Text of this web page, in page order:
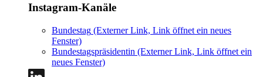
Instagram-Kanäle
Bundestag (Externer Link, Link öffnet ein neues
Fenster)
Bundestagspräsidentin (Externer Link, Link öffnet ein
neues Fenster)